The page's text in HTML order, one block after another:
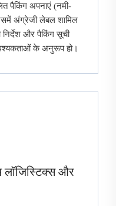
पैकिंग अपनाएं (नमी-
अंग्रेजी लेबल शामिल
निर्देश और पैकिंग सूची
के अनुरूप हो।
लॉजिस्टिक्स और